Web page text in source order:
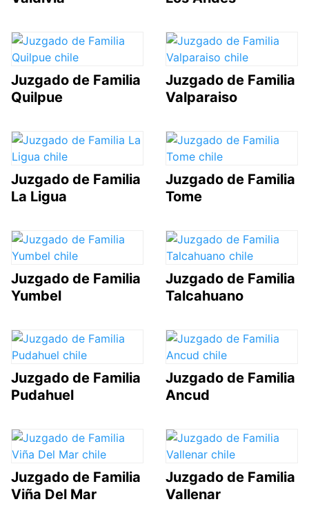
Juzgado de Familia
Quilpue
Juzgado de Familia
Valparaiso
Juzgado de Familia
La Ligua
Juzgado de Familia
Tome
Juzgado de Familia
Yumbel
Juzgado de Familia
Talcahuano
Juzgado de Familia
Pudahuel
Juzgado de Familia
Ancud
Juzgado de Familia
Viña Del Mar
Juzgado de Familia
Vallenar